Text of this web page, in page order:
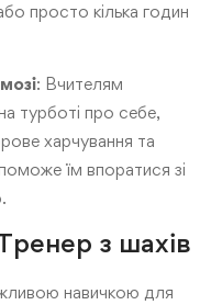
просто кілька годин
: Вчителям
турботі про себе,
харчування та
їм впоратися зі
з шахів
навичкою для